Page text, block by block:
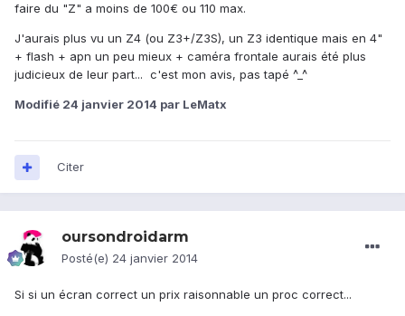
faire du "Z" a moins de 100€ ou 110 max.
J'aurais plus vu un Z4 (ou Z3+/Z3S), un Z3 identique mais en 4"
+ flash + apn un peu mieux + caméra frontale aurais été plus
judicieux de leur part... c'est mon avis, pas tapé ^_^
Modifié 24 janvier 2014 par LeMatx
Citer
oursondroidarm
Posté(e) 24 janvier 2014
Si si un écran correct un prix raisonnable un proc correct...